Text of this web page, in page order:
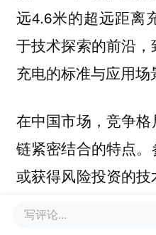
远4.6米的超远距离
于技术探索的前沿
充电的标准与应用场
在中国市场 ，竞争
链紧密结合的特点
或获得风险投资的
市的奥海科技和信
轮融资的斯普奥汀
写评论...